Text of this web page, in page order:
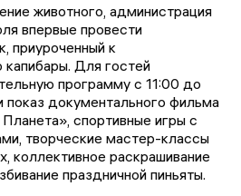
животного, администрация
впервые провести
приуроченный к
Для гостей
программу с 11:00 до
документального фильма
спортивные игры с
творческие мастер-классы
коллективное раскрашивание
праздничной пиньяты.